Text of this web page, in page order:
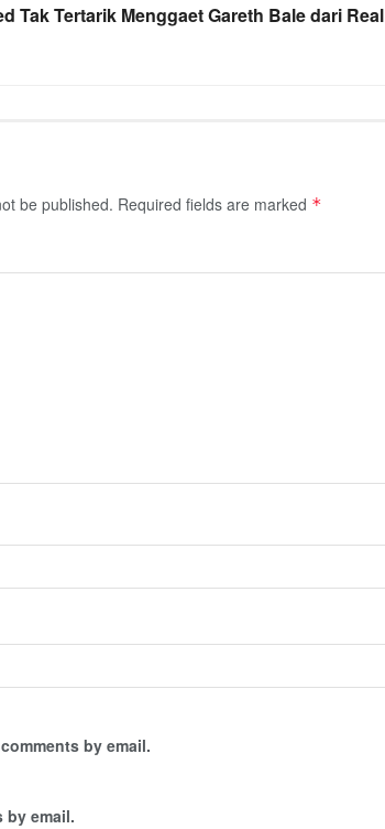
Tak Tertarik Menggaet Gareth Bale dari Real
be published. Required fields are marked *
by email.
by email.